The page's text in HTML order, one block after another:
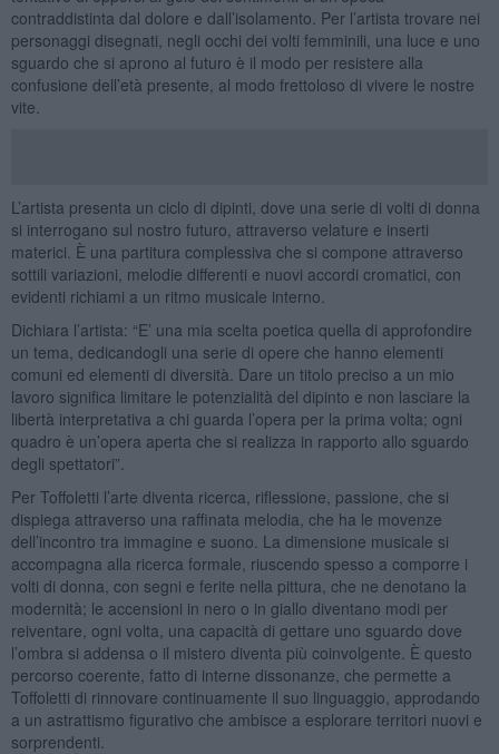
contraddistinta dal dolore e dall’isolamento. Per l’artista trovare nei
personaggi disegnati, negli occhi dei volti femminili, una luce e uno
sguardo che si aprono al futuro è il modo per resistere alla
confusione dell’età presente, al modo frettoloso di vivere le nostre
vite.
L’artista presenta un ciclo di dipinti, dove una serie di volti di donna
si interrogano sul nostro futuro, attraverso velature e inserti
materici. È una partitura complessiva che si compone attraverso
sottili variazioni, melodie differenti e nuovi accordi cromatici, con
evidenti richiami a un ritmo musicale interno.
Dichiara l’artista: “E’ una mia scelta poetica quella di approfondire
un tema, dedicandogli una serie di opere che hanno elementi
comuni ed elementi di diversità. Dare un titolo preciso a un mio
lavoro significa limitare le potenzialità del dipinto e non lasciare la
libertà interpretativa a chi guarda l’opera per la prima volta; ogni
quadro è un’opera aperta che si realizza in rapporto allo sguardo
degli spettatori”.
Per Toffoletti l’arte diventa ricerca, riflessione, passione, che si
dispiega attraverso una raffinata melodia, che ha le movenze
dell’incontro tra immagine e suono. La dimensione musicale si
accompagna alla ricerca formale, riuscendo spesso a comporre i
volti di donna, con segni e ferite nella pittura, che ne denotano la
modernità; le accensioni in nero o in giallo diventano modi per
reiventare, ogni volta, una capacità di gettare uno sguardo dove
l’ombra si addensa o il mistero diventa più coinvolgente. È questo
percorso coerente, fatto di interne dissonanze, che permette a
Toffoletti di rinnovare continuamente il suo linguaggio, approdando
a un astrattismo figurativo che ambisce a esplorare territori nuovi e
sorprendenti.